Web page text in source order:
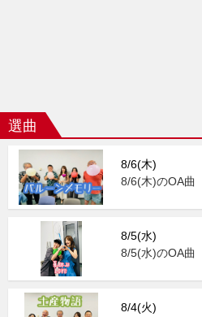
選曲
8/6(木)
8/6(木)のOA曲
8/5(水)
8/5(水)のOA曲
8/4(火)